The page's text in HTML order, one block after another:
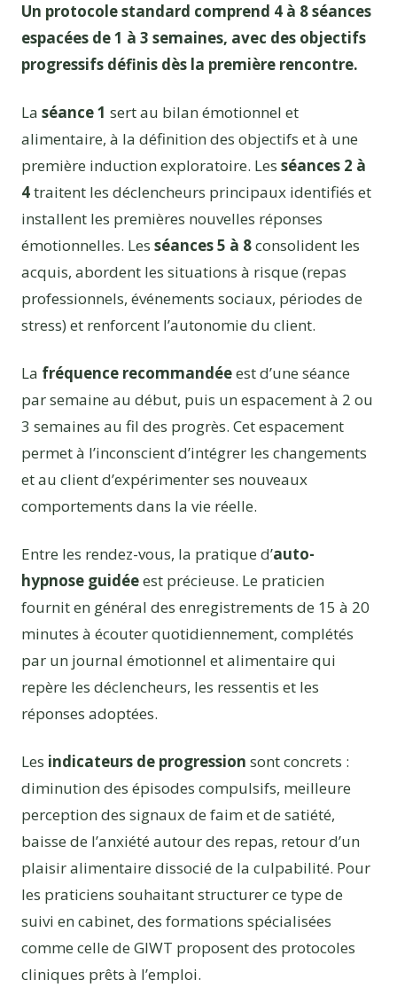
Un protocole standard comprend 4 à 8 séances
espacées de 1 à 3 semaines, avec des objectifs
progressifs définis dès la première rencontre.
La séance 1 sert au bilan émotionnel et
alimentaire, à la définition des objectifs et à une
première induction exploratoire. Les séances 2 à
4traitent les déclencheurs principaux identifiés et
installent les premières nouvelles réponses
émotionnelles. Les séances 5 à 8consolident les
acquis, abordent les situations à risque (repas
professionnels, événements sociaux, périodes de
stress) et renforcent l’autonomie du client.
La fréquence recommandéeest d’une séance
par semaine au début, puis un espacement à 2 ou
3 semaines au fil des progrès. Cet espacement
permet à l’inconscient d’intégrer les changements
et au client d’expérimenter ses nouveaux
comportements dans la vie réelle.
Entre les rendez-vous, la pratique d’auto-
hypnose guidéeest précieuse. Le praticien
fournit en général des enregistrements de 15 à 20
minutes à écouter quotidiennement, complétés
par un journal émotionnel et alimentaire qui
repère les déclencheurs, les ressentis et les
réponses adoptées.
Les indicateurs de progression sont concrets :
diminution des épisodes compulsifs, meilleure
perception des signaux de faim et de satiété,
baisse de l’anxiété autour des repas, retour d’un
plaisir alimentaire dissocié de la culpabilité. Pour
les praticiens souhaitant structurer ce type de
suivi en cabinet, des formations spécialisées
comme celle de GIWT proposent des protocoles
cliniques prêts à l’emploi.